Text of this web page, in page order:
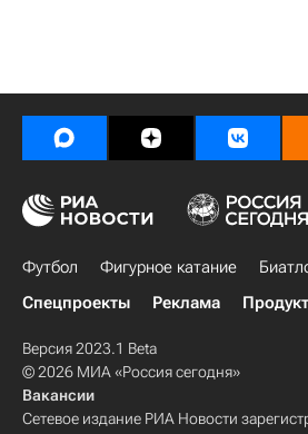
Футбол Фигурное катание
Спецпроекты
Реклама
Версия 2023.1 Beta
© 2026 МИА «Россия сегодня»
Вакансии
Сетевое издание РИА Новости